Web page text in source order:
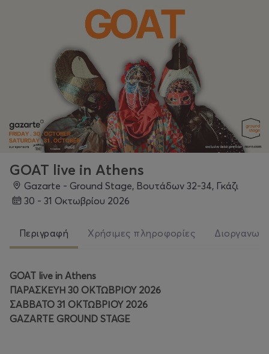
GOAT live in Athens
Gazarte - Ground Stage, Βουτάδων 32-34, Γκάζι
30 - 31 Οκτωβρίου 2026
Περιγραφή Χρήσιμες πληροφορίες
GOAT live in Athens
ΠΑΡΑΣΚΕΥΗ 30 ΟΚΤΩΒΡΙΟΥ 2026
ΣΑΒΒΑΤΟ 31 ΟΚΤΩΒΡΙΟΥ 2026
GAZARTE GROUND STAGE